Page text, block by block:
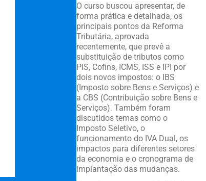
O curso buscou apresentar, de
forma prática e detalhada, os
principais pontos da Reforma
Tributária, aprovada
recentemente, que prevê a
substituição de tributos como
PIS, Cofins, ICMS, ISS e IPI por
dois novos impostos: o IBS
(Imposto sobre Bens e Serviços) e
a CBS (Contribuição sobre Bens e
Serviços). Também foram
discutidos temas como o
Imposto Seletivo, o
funcionamento do IVA Dual, os
impactos para diferentes setores
da economia e o cronograma de
implantação das mudanças.